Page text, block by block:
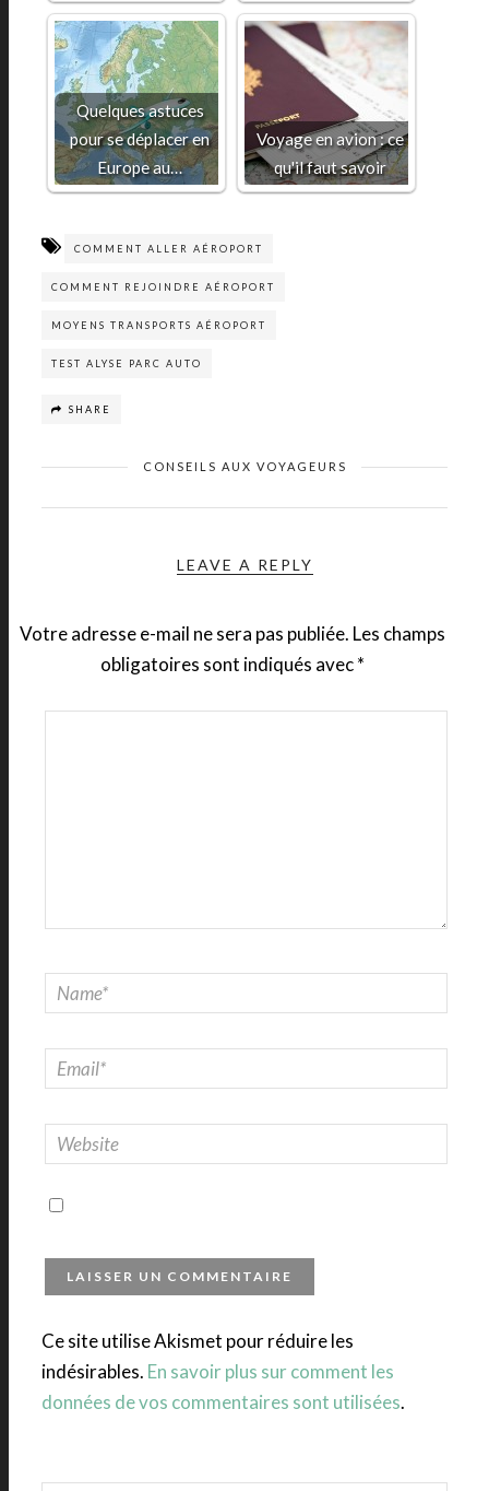
Quelques astuces
pour se déplacer en
Europe au…
Voyage en avion : ce
qu'il faut savoir
COMMENT ALLER AÉROPORT
COMMENT REJOINDRE AÉROPORT
MOYENS TRANSPORTS AÉROPORT
TEST ALYSE PARC AUTO
SHARE
CONSEILS AUX VOYAGEURS
LEAVE A REPLY
Votre adresse e-mail ne sera pas publiée. Les champs
obligatoires sont indiqués avec*
Ce site utilise Akismet pour réduire les
indésirables. En savoir plus sur comment les
données de vos commentaires sont utilisées.